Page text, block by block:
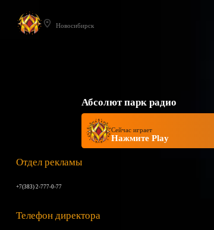
Новосибирск
Абсолют парк радио
Сейчас играет
Нажмите Play
Отдел рекламы
+7(383) 2-777-0-77
Телефон директора